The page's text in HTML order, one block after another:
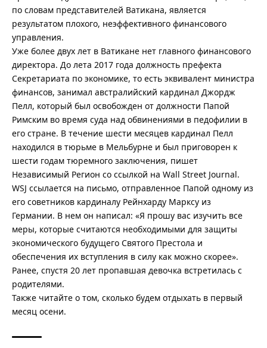
по словам представителей Ватикана, является
результатом плохого, неэффективного финансового
управления.
Уже более двух лет в Ватикане нет главного финансового
директора. До лета 2017 года должность префекта
Секретариата по экономике, то есть эквивалент министра
финансов, занимал австралийский кардинал Джордж
Пелл, который был освобожден от должности Папой
Римским во время суда над обвинениями в педофилии в
его стране. В течение шести месяцев кардинал Пелл
находился в тюрьме в Мельбурне и был приговорен к
шести годам тюремного заключения, пишет
Независимый Регион со ссылкой на Wall Street Journal.
WSJ ссылается на письмо, отправленное Папой одному из
его советников кардиналу Рейнхарду Марксу из
Германии. В нем он написал: «Я прошу вас изучить все
меры, которые считаются необходимыми для защиты
экономического будущего Святого Престола и
обеспечения их вступления в силу как можно скорее».
Ранее, спустя 20 лет пропавшая девочка встретилась с
родителями.
Также читайте о том, сколько будем отдыхать в первый
месяц осени.